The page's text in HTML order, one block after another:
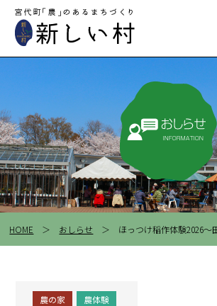
HOME ＞ おしらせ ＞ ほっつけ稲作体験2026～
農の家 農体験